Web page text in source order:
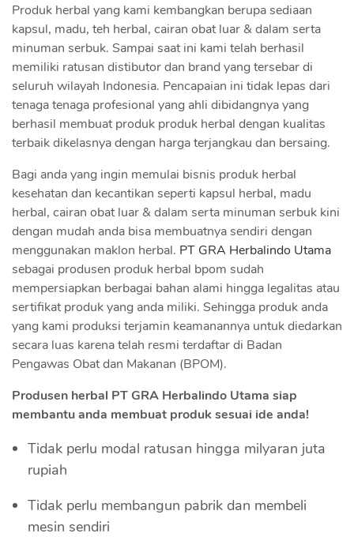
Produk herbal yang kami kembangkan berupa sediaan
kapsul, madu, teh herbal, cairan obat luar & dalam serta
minuman serbuk. Sampai saat ini kami telah berhasil
memiliki ratusan distibutor dan brand yang tersebar di
seluruh wilayah Indonesia. Pencapaian ini tidak lepas dari
tenaga tenaga profesional yang ahli dibidangnya yang
berhasil membuat produk produk herbal dengan kualitas
terbaik dikelasnya dengan harga terjangkau dan bersaing.
Bagi anda yang ingin memulai bisnis produk herbal
kesehatan dan kecantikan seperti kapsul herbal, madu
herbal, cairan obat luar & dalam serta minuman serbuk kini
dengan mudah anda bisa membuatnya sendiri dengan
menggunakan maklon herbal. PT GRA Herbalindo Utama
sebagai produsen produk herbal bpom sudah
mempersiapkan berbagai bahan alami hingga legalitas atau
sertifikat produk yang anda miliki. Sehingga produk anda
yang kami produksi terjamin keamanannya untuk diedarkan
secara luas karena telah resmi terdaftar di Badan
Pengawas Obat dan Makanan (BPOM).
Produsen herbal PT GRA Herbalindo Utama siap
membantu anda membuat produk sesuai ide anda!
Tidak perlu modal ratusan hingga milyaran juta
rupiah
Tidak perlu membangun pabrik dan membeli
mesin sendiri